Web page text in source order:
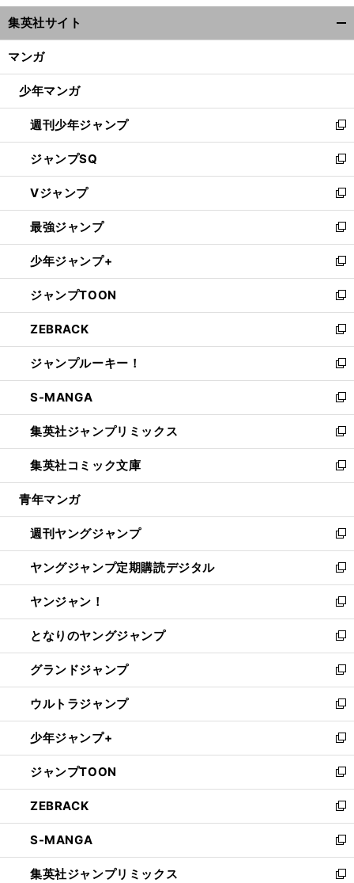
ウ
ィ
ン
ウ
開
く
集英社サイト
マンガ
少年マンガ
週刊少年ジャンプ
新
し
い
ウ
ィ
ン
ド
ウ
で
開
く
ジャンプSQ
新
し
い
ウ
ィ
ン
ド
ウ
で
開
く
Vジャンプ
新
し
い
ウ
ィ
ン
ド
ウ
で
開
く
最強ジャンプ
新
し
い
ウ
ィ
ン
ド
ウ
で
開
く
少年ジャンプ+
新
し
い
ウ
ィ
ン
ド
ウ
で
開
く
ジャンプTOON
新
し
い
ウ
ィ
ン
ド
ウ
で
開
く
ZEBRACK
新
し
い
ウ
ィ
ン
ド
ウ
で
開
ジャンプルーキー！
新
し
い
ウ
ィ
ン
ド
ウ
開
く
S-MANGA
新
し
い
ウ
ィ
ン
ウ
で
開
く
集英社ジャンプリミックス
新
し
い
ウ
ン
ド
ウ
で
開
く
集英社コミック文庫
新
し
ウ
ィ
ン
ド
ウ
で
開
く
青年マンガ
週刊ヤングジャンプ
新
し
い
ウ
ィ
ン
ド
ウ
で
開
く
ヤングジャンプ定期購読デジタル
新
し
い
ウ
ィ
ン
ド
ウ
で
開
く
ヤンジャン！
新
し
い
ウ
ィ
ン
ド
ウ
で
開
く
となりのヤングジャンプ
新
し
い
ウ
ィ
ン
ド
ウ
で
開
く
グランドジャンプ
新
し
い
ウ
ィ
ン
ド
ウ
で
開
く
ウルトラジャンプ
新
し
い
ウ
ィ
ン
ド
ウ
で
開
く
少年ジャンプ+
新
し
い
ウ
ィ
ン
ド
ウ
で
ジャンプTOON
新
し
い
ウ
ィ
ン
ド
ZEBRACK
新
し
い
ウ
ィ
S-MANGA
新
し
い
集英社ジャンプリミックス 新